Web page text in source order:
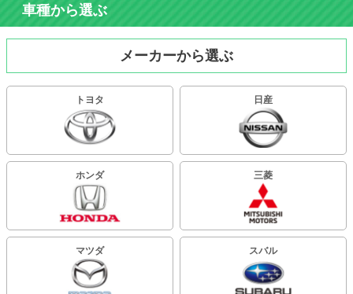
車種から選ぶ
メーカーから選ぶ
トヨタ 日産
ホンダ 三菱
マツダ スバル